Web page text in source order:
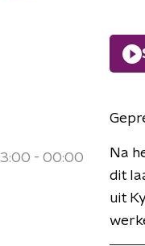
- 00:00
Na
dit
uit